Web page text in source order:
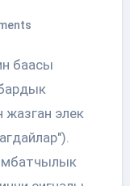
баасы
жазган элек